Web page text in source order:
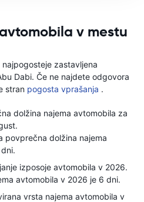
v mestu
zastavljena
Dabi. Če ne najdete odgovora
stran pogosta vprašanja .
dolžina najema avtomobila za
povprečna dolžina najema
izposoje avtomobila v 2026.
avtomobila v 2026 je 6 dni.
vrsta najema avtomobila v